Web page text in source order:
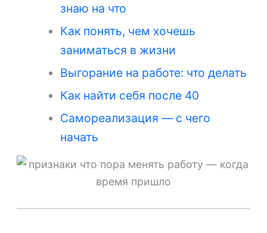
знаю на что
Как понять, чем хочешь
заниматься в жизни
Выгорание на работе: что делать
Как найти себя после 40
Самореализация — с чего
начать